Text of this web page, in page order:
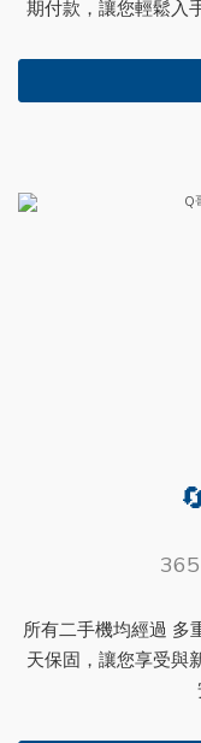
期付款，讓您輕鬆入
所有二手機均經過 多
天保固，讓您享受與